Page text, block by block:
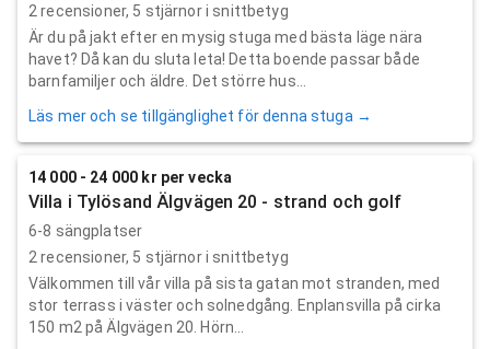
2 recensioner, 5 stjärnor i snittbetyg
Är du på jakt efter en mysig stuga med bästa läge nära
havet? Då kan du sluta leta! Detta boende passar både
barnfamiljer och äldre. Det större hus...
Läs mer och se tillgänglighet för denna stuga →
14 000 - 24 000 kr per vecka
Villa i Tylösand Älgvägen 20 - strand och golf
6-8 sängplatser
2 recensioner, 5 stjärnor i snittbetyg
Välkommen till vår villa på sista gatan mot stranden, med
stor terrass i väster och solnedgång. Enplansvilla på cirka
150 m2 på Älgvägen 20. Hörn...